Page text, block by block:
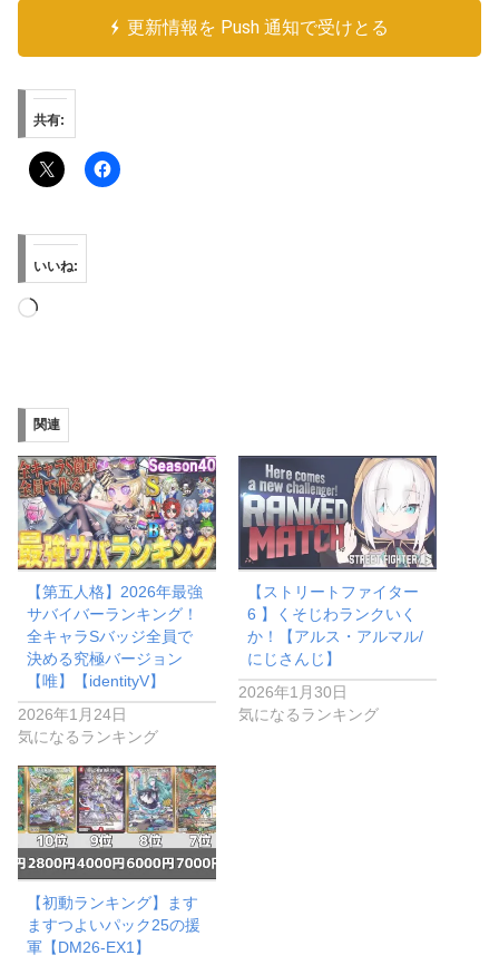
更新情報を Push 通知で受けとる
共有:
いいね:
読
み
中…
関連
【第五人格】2026年最強
サバイバーランキング！
全キャラSバッジ全員で
決める究極バージョン
【唯】【identityV】
2026年1月24日
気になるランキング
【ストリートファイター
6 】くそじわランクいく
か！【アルス・アルマル/
にじさんじ】
2026年1月30日
気になるランキング
【初動ランキング】ます
ますつよいパック25の援
軍【DM26-EX1】